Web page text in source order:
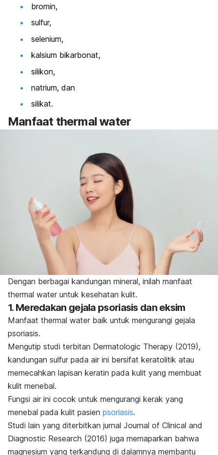
bromin,
sulfur,
selenium,
kalsium bikarbonat,
silikon,
natrium, dan
silikat.
Manfaat thermal water
Dengan berbagai kandungan mineral, inilah manfaat
thermal water untuk kesehatan kulit.
1. Meredakan gejala psoriasis dan eksim
Manfaat thermal water baik untuk mengurangi gejala
psoriasis.
Mengutip studi terbitan Dermatologic Therapy (2019),
kandungan sulfur pada air ini bersifat keratolitik atau
memecahkan lapisan keratin pada kulit yang membuat
kulit menebal.
Fungsi air ini cocok untuk mengurangi kerak yang
menebal pada kulit pasien psoriasis.
Studi lain yang diterbitkan jurnal Journal of Clinical and
Diagnostic Research (2016) juga memaparkan bahwa
magnesium yang terkandung di dalamnya membantu